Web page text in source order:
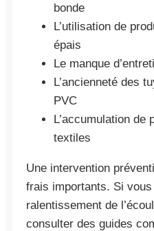
bonde
L’utilisation de
épais
Le manque
L’ancienneté des
PVC
L’accumulation de
textiles
Une intervention
frais importants. Si
ralentissement de
consulter des guides